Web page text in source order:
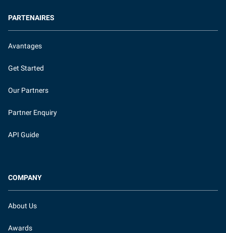
PARTENAIRES
Avantages
Get Started
Our Partners
Partner Enquiry
API Guide
COMPANY
About Us
Awards